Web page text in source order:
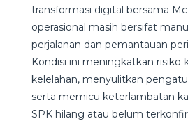
transformasi digital bersama
operasional masih bersifat
perjalanan dan pemantauan
Kondisi ini meningkatkan risiko
kelelahan, menyulitkan
serta memicu keterlambatan
SPK hilang atau belum